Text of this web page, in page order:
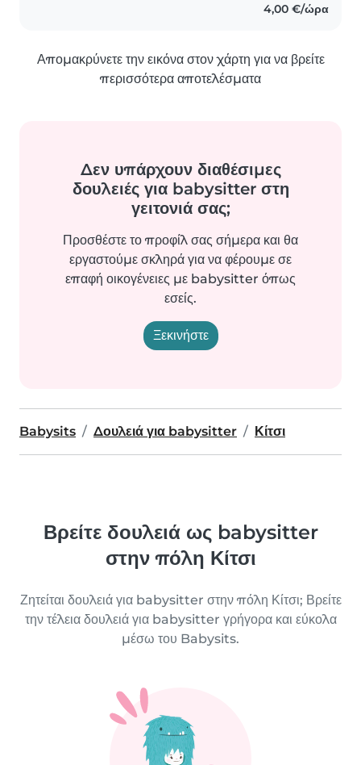
4,00 €/ώρα
Απομακρύνετε την εικόνα στον χάρτη για να βρείτε
περισσότερα αποτελέσματα
Δεν υπάρχουν διαθέσιμες
δουλειές για babysitter στη
γειτονιά σας;
Προσθέστε το προφίλ σας σήμερα και θα
εργαστούμε σκληρά για να φέρουμε σε
επαφή οικογένειες με babysitter όπως
εσείς.
Ξεκινήστε
Babysits Δουλειά για babysitter Κίτσι
Βρείτε δουλειά ως babysitter
στην πόλη Κίτσι
Ζητείται δουλειά για babysitter στην πόλη Κίτσι; Βρείτε
την τέλεια δουλειά για babysitter γρήγορα και εύκολα
μέσω του Babysits.